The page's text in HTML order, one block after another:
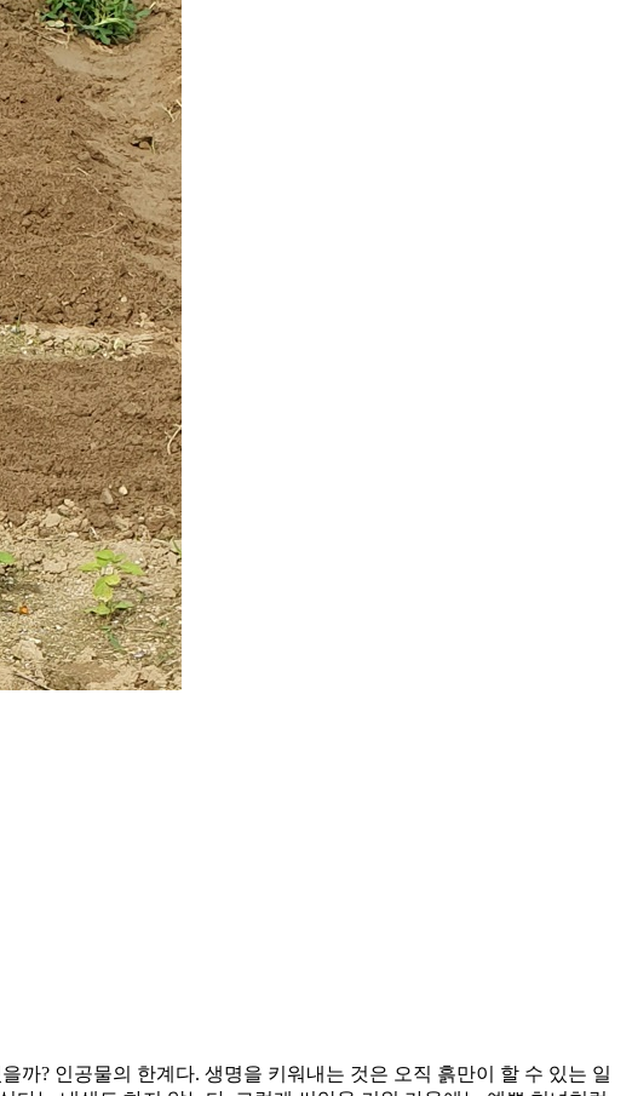
까? 인공물의 한계다. 생명을 키워내는 것은 오직 흙만이 할 수 있는 일